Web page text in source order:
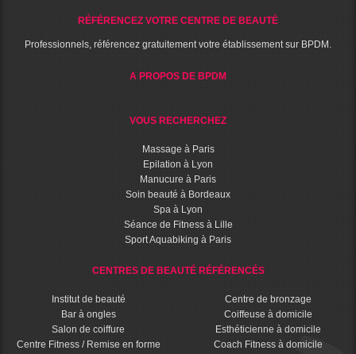
RÉFÉRENCEZ VOTRE CENTRE DE BEAUTÉ
Professionnels, référencez gratuitement votre établissement sur BPDM.
A PROPOS DE BPDM
VOUS RECHERCHEZ
Massage à Paris
Epilation à Lyon
Manucure à Paris
Soin beauté à Bordeaux
Spa à Lyon
Séance de Fitness à Lille
Sport Aquabiking à Paris
CENTRES DE BEAUTÉ RÉFÉRENCÉS
Institut de beauté
Bar à ongles
Salon de coiffure
Centre Fitness / Remise en forme
Centre de bronzage
Coiffeuse à domicile
Esthéticienne à domicile
Coach Fitness à domicile